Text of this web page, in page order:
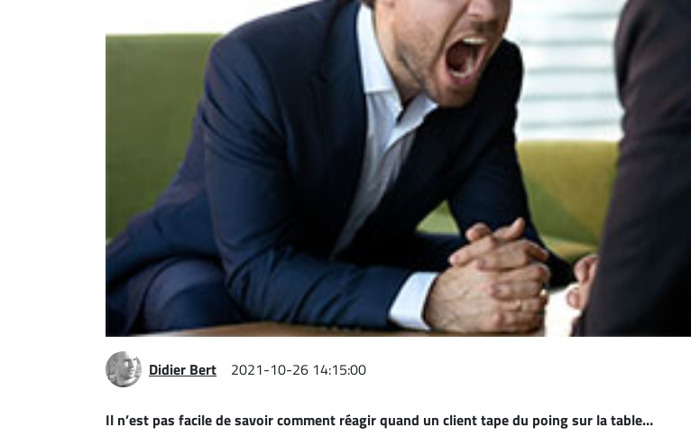
Didier Bert 2021-10-26 14:15:00
Il n’est pas facile de savoir comment réagir quand un client tape du poing sur la table…